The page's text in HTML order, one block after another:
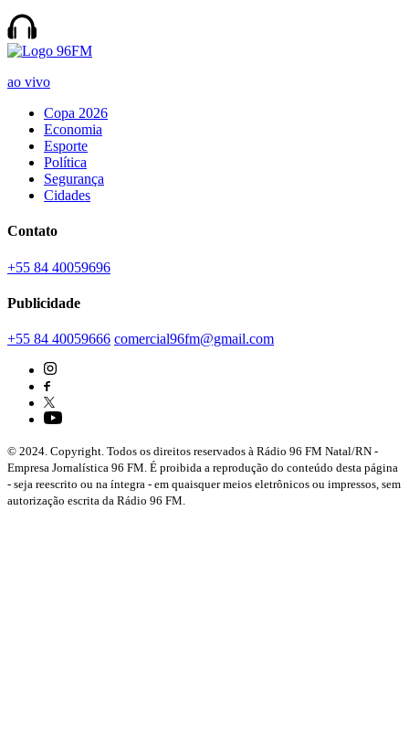
ao vivo
Copa 2026
Economia
Esporte
Política
Segurança
Cidades
Contato
+55 84 40059696
Publicidade
+55 84 40059666 comercial96fm@gmail.com
© 2024. Copyright. Todos os direitos reservados à Rádio 96 FM Natal/RN -
Empresa Jornalística 96 FM. É proibida a reprodução do conteúdo desta página
- seja reescrito ou na íntegra - em quaisquer meios eletrônicos ou impressos, sem
autorização escrita da Rádio 96 FM.